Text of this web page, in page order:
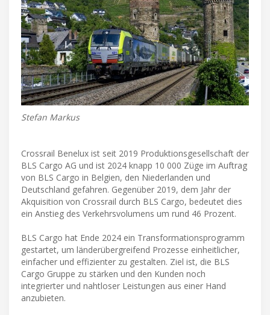
Stefan Markus
Crossrail Benelux ist seit 2019 Produktionsgesellschaft der
BLS Cargo AG und ist 2024 knapp 10 000 Züge im Auftrag
von BLS Cargo in Belgien, den Niederlanden und
Deutschland gefahren. Gegenüber 2019, dem Jahr der
Akquisition von Crossrail durch BLS Cargo, bedeutet dies
ein Anstieg des Verkehrsvolumens um rund 46 Prozent.
BLS Cargo hat Ende 2024 ein Transformationsprogramm
gestartet, um länderübergreifend Prozesse einheitlicher,
einfacher und effizienter zu gestalten. Ziel ist, die BLS
Cargo Gruppe zu stärken und den Kunden noch
integrierter und nahtloser Leistungen aus einer Hand
anzubieten.